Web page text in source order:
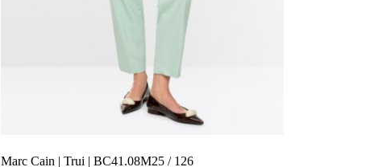
Marc Cain | Trui | BC41.08M25 / 126